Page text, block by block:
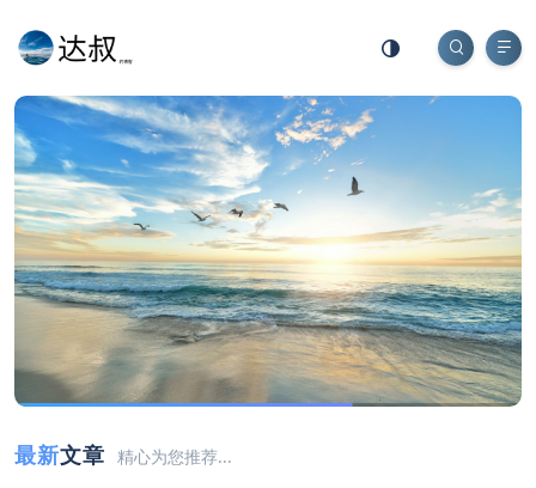
最新文章 精心为您推荐...